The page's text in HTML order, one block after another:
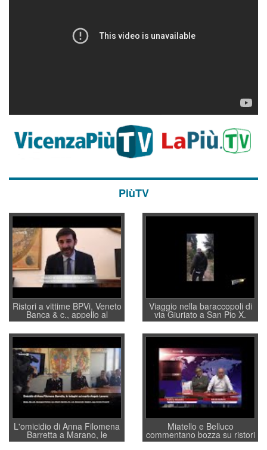
PiùTV
Ristori a vittime BPVi, Veneto
Banca & c., appello al
sottosegretario Alessio
Villarosa: per mettere ordine
convochi con Di Maio CNCU
a supporto della cabina di
regia al Mef
Viaggio nella baraccopoli di
via Giuriato a San Pio X.
Vicenza ai Vicentini: “faremo
un regalo di Natale ai
residenti”
L'omicidio di Anna Filomena
Barretta a Marano, le
indagini dei carabinieri di
Miatello e Belluco
commentano bozza su ristori
BPVi e Veneto Banca